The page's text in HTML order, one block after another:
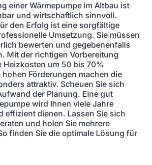
einer Wärmepumpe im Altbau ist
und wirtschaftlich sinnvoll.
den Erfolg ist eine sorgfältige
Umsetzung. Sie müssen
bewerten und gegebenenfalls
Mit der richtigen Vorbereitung
Heizkosten um 50 bis 70%
hohen Förderungen machen die
attraktiv. Scheuen Sie sich
der Planung. Eine gut
wird Ihnen viele Jahre
effizient dienen. Lassen Sie sich
und holen Sie mehrere
finden Sie die optimale Lösung für